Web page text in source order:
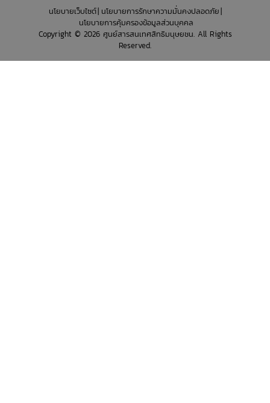
นโยบายเว็บไซต์ นโยบายการรักษาความมั่นคงปลอดภัย
นโยบายการคุ้มครองข้อมูลส่วนบุคคล
Copyright © 2026 ศูนย์สารสนเทศสิทธิมนุษยชน. All Rights
Reserved.